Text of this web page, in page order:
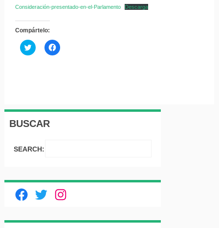
Consideración-presentado-en-el-Parlamento
Descarga
Compártelo:
Haz
clic
ventana
Haz
clic
ventana
BUSCAR
SEARCH:
Facebook
TwitterInstagram